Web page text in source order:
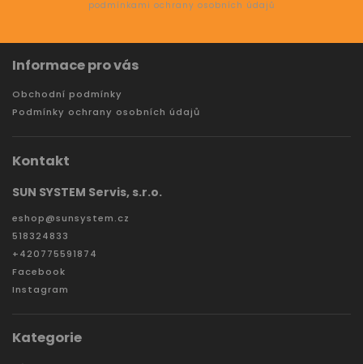
podmínkami ochrany osobních údajů
Informace pro vás
Obchodní podmínky
Podmínky ochrany osobních údajů
Kontakt
SUN SYSTEM Servis, s.r.o.
eshop@sunsystem.cz
518324833
+420775591874
Facebook
Instagram
Kategorie